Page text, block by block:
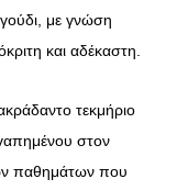
με γνώση
και αδέκαστη.
τεκμήριο
στον
παθημάτων που